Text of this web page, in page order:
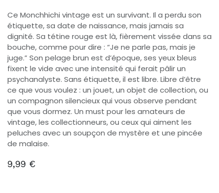
Ce Monchhichi vintage est un survivant. Il a perdu son
étiquette, sa date de naissance, mais jamais sa
dignité. Sa tétine rouge est là, fièrement vissée dans sa
bouche, comme pour dire : “Je ne parle pas, mais je
juge.” Son pelage brun est d’époque, ses yeux bleus
fixent le vide avec une intensité qui ferait pâlir un
psychanalyste. Sans étiquette, il est libre. Libre d’être
ce que vous voulez : un jouet, un objet de collection, ou
un compagnon silencieux qui vous observe pendant
que vous dormez. Un must pour les amateurs de
vintage, les collectionneurs, ou ceux qui aiment les
peluches avec un soupçon de mystère et une pincée
de malaise.
9,99 €